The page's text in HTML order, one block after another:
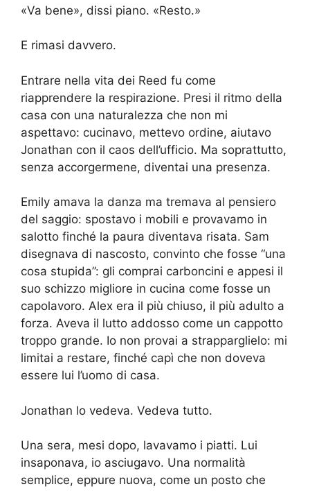
«Va bene», dissi piano. «Resto.»
E rimasi davvero.
Entrare nella vita dei Reed fu come
riapprendere la respirazione. Presi il ritmo della
casa con una naturalezza che non mi
aspettavo: cucinavo, mettevo ordine, aiutavo
Jonathan con il caos dell’ufficio. Ma soprattutto,
senza accorgermene, diventai una presenza.
Emily amava la danza ma tremava al pensiero
del saggio: spostavo i mobili e provavamo in
salotto finché la paura diventava risata. Sam
disegnava di nascosto, convinto che fosse “una
cosa stupida”: gli comprai carboncini e appesi il
suo schizzo migliore in cucina come fosse un
capolavoro. Alex era il più chiuso, il più adulto a
forza. Aveva il lutto addosso come un cappotto
troppo grande. Io non provai a strapparglielo: mi
limitai a restare, finché capì che non doveva
essere lui l’uomo di casa.
Jonathan lo vedeva. Vedeva tutto.
Una sera, mesi dopo, lavavamo i piatti. Lui
insaponava, io asciugavo. Una normalità
semplice, eppure nuova, come un posto che